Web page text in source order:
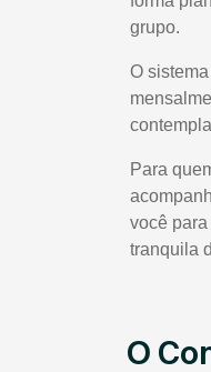
grupo.
O
Para
você
tranquila
O